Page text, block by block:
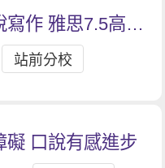
7.5高分
站前分校
礙 口說有感進步